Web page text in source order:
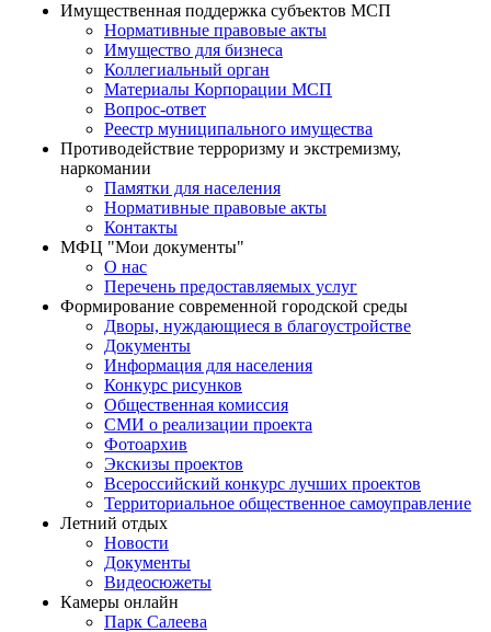
Имущественная поддержка субъектов МСП
Нормативные правовые акты
Имущество для бизнеса
Коллегиальный орган
Материалы Корпорации МСП
Вопрос-ответ
Реестр муниципального имущества
Противодействие терроризму и экстремизму,
наркомании
Памятки для населения
Нормативные правовые акты
Контакты
МФЦ "Мои документы"
О нас
Перечень предоставляемых услуг
Формирование современной городской среды
Дворы, нуждающиеся в благоустройстве
Документы
Информация для населения
Конкурс рисунков
Общественная комиссия
СМИ о реализации проекта
Фотоархив
Экскизы проектов
Всероссийский конкурс лучших проектов
Территориальное общественное самоуправление
Летний отдых
Новости
Документы
Видеосюжеты
Камеры онлайн
Парк Салеева